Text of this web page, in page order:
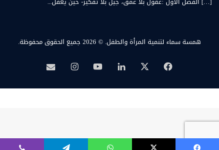
همسة سماء لتنمية المرأة والطفل. © 2026 جميع الحقوق محفوظة.
فيسبوك لينكدإن‫YouTubeانستقرامبريد
همسة